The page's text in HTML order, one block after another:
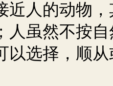
近人的动物
人虽然不按
以选择，顺